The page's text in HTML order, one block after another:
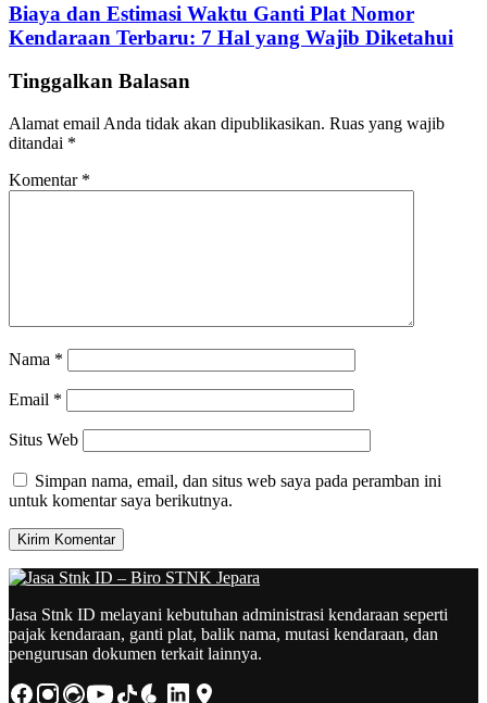
Biaya dan Estimasi Waktu Ganti Plat Nomor
Kendaraan Terbaru: 7 Hal yang Wajib Diketahui
Tinggalkan Balasan
Alamat email Anda tidak akan dipublikasikan. Ruas yang wajib
ditandai *
Komentar *
Nama *
Email *
Situs Web
Simpan nama, email, dan situs web saya pada peramban ini
untuk komentar saya berikutnya.
Jasa Stnk ID melayani kebutuhan administrasi kendaraan seperti
pajak kendaraan, ganti plat, balik nama, mutasi kendaraan, dan
pengurusan dokumen terkait lainnya.